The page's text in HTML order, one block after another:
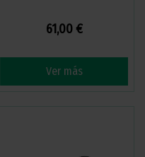
61,00 €
Ver más